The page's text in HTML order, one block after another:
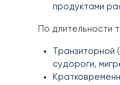
продуктами
По длительности
судороги,